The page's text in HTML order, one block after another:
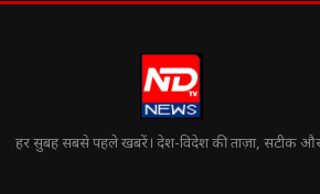
हर सुबह सबसे पहले खबरें। देश-विदेश की ताज़ा, सटीक और